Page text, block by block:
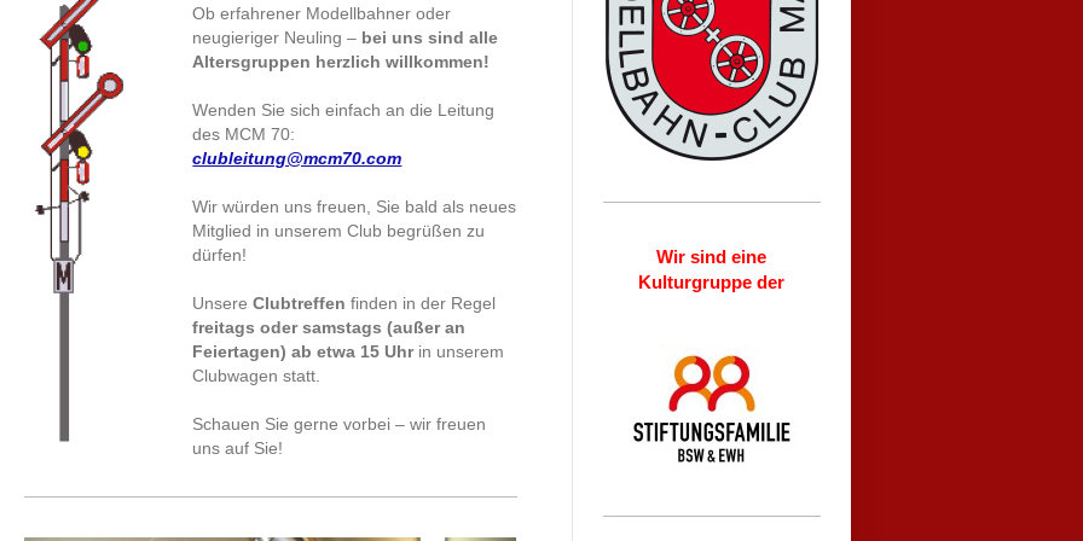
Ob erfahrener Modellbahner oder
neugieriger Neuling – bei uns sind alle
Altersgruppen herzlich willkommen!
Wenden Sie sich einfach an die Leitung
des MCM 70:
clubleitung@mcm70.com
Wir würden uns freuen, Sie bald als neues
Mitglied in unserem Club begrüßen zu
dürfen!
UnsereClubtreffen finden in der Regel
freitags oder samstags (außer an
Feiertagen) ab etwa 15 Uhrin unserem
Clubwagen statt.
Schauen Sie gerne vorbei – wir freuen
uns auf Sie!
Wir sind eine
Kulturgruppe der